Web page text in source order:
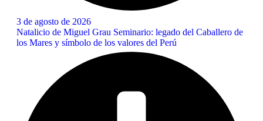
3 de agosto de 2026
Natalicio de Miguel Grau Seminario: legado del Caballero de
los Mares y símbolo de los valores del Perú